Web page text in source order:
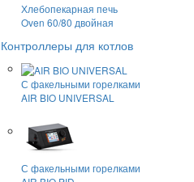
Хлебопекарная печь
Oven 60/80 двойная
Контроллеры для котлов
С факельными горелками
AIR BIO UNIVERSAL
С факельными горелками